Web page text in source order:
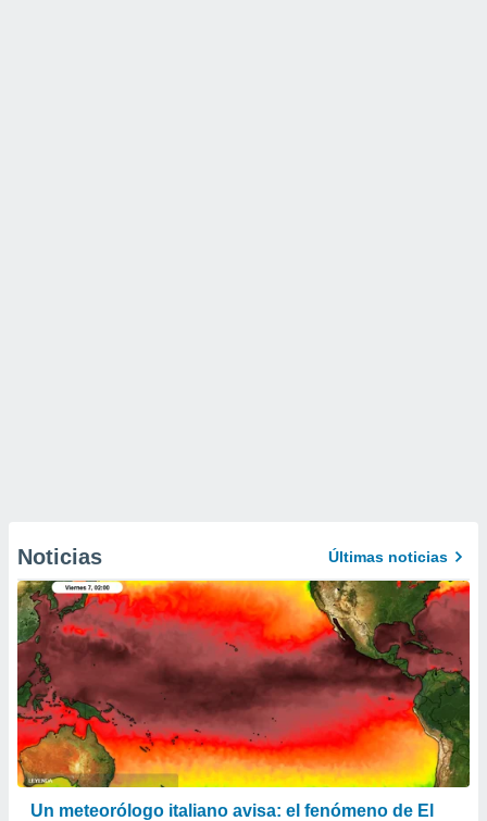
Noticias Últimas noticias
Un meteorólogo italiano avisa: el fenómeno de El